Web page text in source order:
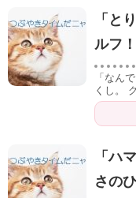
「と
ルフ
「なん
くし。
「ハ
さの